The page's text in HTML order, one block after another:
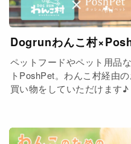
Dogrunわんこ村
ペットフードやペット用品
トPoshPet。わんこ村経由
買い物をしていただけます♪